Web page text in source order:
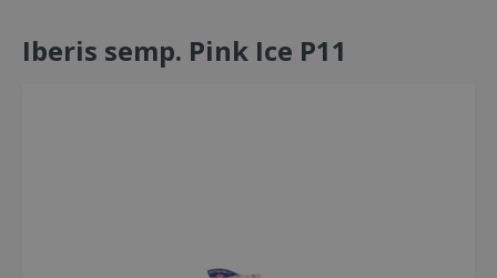
Iberis semp. Pink Ice P11